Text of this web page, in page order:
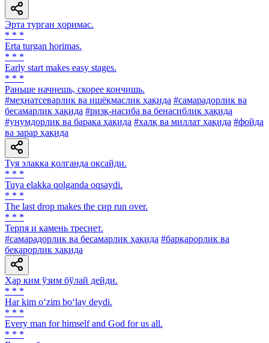
Эрта турган ҳоримас.
* * *
Erta turgan horimas.
* * *
Early start makes easy stages.
* * *
Раньше начнешь, скорее кончишь.
#меҳнатсеварлик ва ишёқмаслик ҳақида #самарадорлик ва
бесамарлик ҳақида #ризқ-насиба ва бенасиблик ҳақида
#унумдорлик ва барака ҳақида #халқ ва миллат ҳақида #фойда
ва зарар ҳақида
Туя элакка қолганда оқсайди.
* * *
Tuya elakka qolganda oqsaydi.
* * *
The last drop makes the сир run over.
* * *
Терпя и камень треснет.
#самарадорлик ва бесамарлик ҳақида #барқарорлик ва
беқарорлик ҳақида
Ҳар ким ўзим бўлай дейди.
* * *
Har kim o‘zim bo‘lay deydi.
* * *
Every man for himself and God for us all.
* * *